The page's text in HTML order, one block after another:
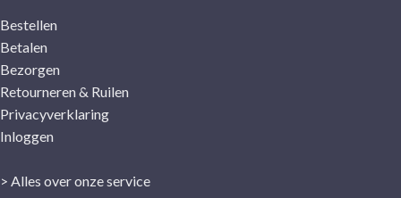
Bestellen
Betalen
Bezorgen
Retourneren & Ruilen
Privacyverklaring
Inloggen
> Alles over onze service